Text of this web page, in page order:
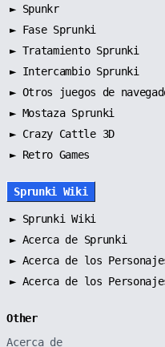
► Spunkr
► Fase Sprunki
► Tratamiento Sprunki
► Intercambio Sprunki
► Otros juegos de
► Mostaza Sprunki
► Crazy Cattle 3D
► Retro Games
Sprunki Wiki
► Sprunki Wiki
► Acerca de Sprunki
► Acerca de los
► Acerca de los
Other
Acerca de